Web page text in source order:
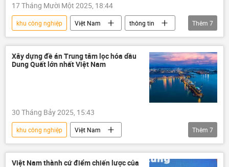
17 Tháng Mười Một 2025, 18:44
khu công nghiệp Việt Nam
thông tin
Trung Quốc
Kinh tế
Công nghiệp
thương mại
logistics
bất động sản
Thành phố Hồ Chí Minh
Thêm 7
Xây dựng đề án Trung tâm lọc hóa dầu
Dung Quất lớn nhất Việt Nam
30 Tháng Bảy 2025, 15:43
khu công nghiệp
Việt Nam
Bộ Công Thương
Dung Quất
Quảng Ngãi
dầu khí
Kinh tế
Thêm 7
Việt Nam thành cứ điểm chiến lược của